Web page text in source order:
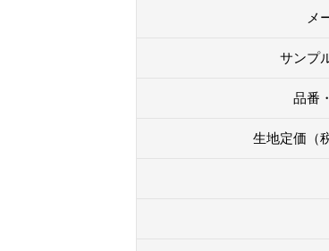
メ
サンプ
品番
生地定価（